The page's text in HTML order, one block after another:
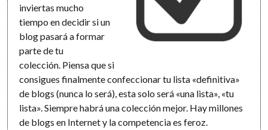
inviertas mucho
tiempo en decidir si un
blog pasará a formar
parte de tu
colección. Piensa que si
consigues finalmente confeccionar tu lista «definitiva»
de blogs (nunca lo será), esta solo será «una lista», «tu
lista». Siempre habrá una colección mejor. Hay millones
de blogs en Internet y la competencia es feroz.